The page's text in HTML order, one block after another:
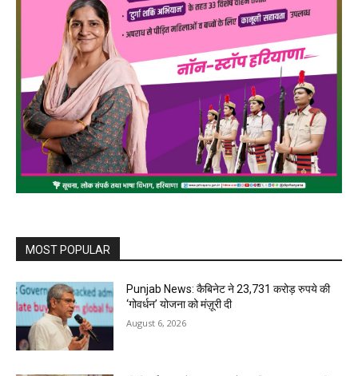
MOST POPULAR
Punjab News: कैबिनेट ने 23,731 करोड़ रुपये की
‘गोवर्धन’ योजना को मंज़ूरी दी
August 6, 2026